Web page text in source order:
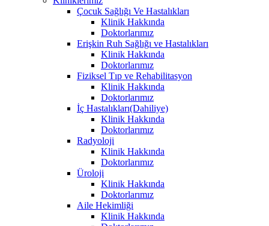
Çocuk Sağlığı Ve Hastalıkları
Klinik Hakkında
Doktorlarımız
Erişkin Ruh Sağlığı ve Hastalıkları
Klinik Hakkında
Doktorlarımız
Fiziksel Tıp ve Rehabilitasyon
Klinik Hakkında
Doktorlarımız
İç Hastalıkları(Dahiliye)
Klinik Hakkında
Doktorlarımız
Radyoloji
Klinik Hakkında
Doktorlarımız
Üroloji
Klinik Hakkında
Doktorlarımız
Aile Hekimliği
Klinik Hakkında